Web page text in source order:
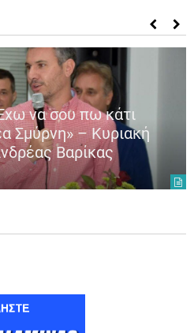
να σου πω κάτι
Σμύρνη» – Κυριακή
Βαρίκας